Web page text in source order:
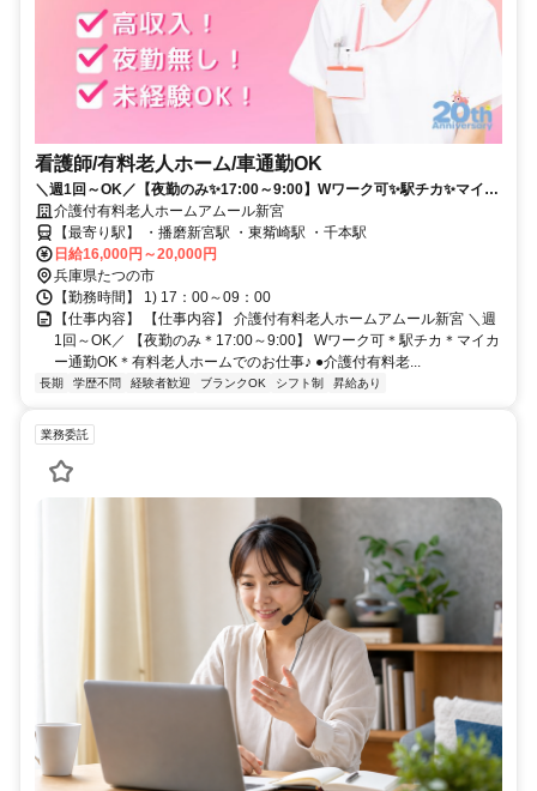
看護師/有料老人ホーム/車通勤OK
＼週1回～OK／【夜勤のみ✨17:00～9:00】Wワーク可✨駅チカ✨マイカ
ー通勤OK✨有料老人ホームでのお仕事✨
介護付有料老人ホームアムール新宮
【最寄り駅】 ・播磨新宮駅 ・東觜崎駅 ・千本駅
日給16,000円～20,000円
兵庫県たつの市
【勤務時間】 1) 17：00～09：00
【仕事内容】 【仕事内容】 介護付有料老人ホームアムール新宮 ＼週
1回～OK／ 【夜勤のみ＊17:00～9:00】 Wワーク可＊駅チカ＊マイカ
ー通勤OK＊有料老人ホームでのお仕事♪ ●介護付有料老...
長期 学歴不問 経験者歓迎 ブランクOK シフト制 昇給あり
業務委託